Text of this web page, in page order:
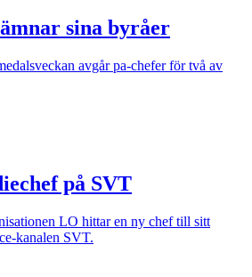
sina byråer
avgår pa-chefer för två av
på SVT
LO hittar en ny chef till sitt
kanalen SVT.